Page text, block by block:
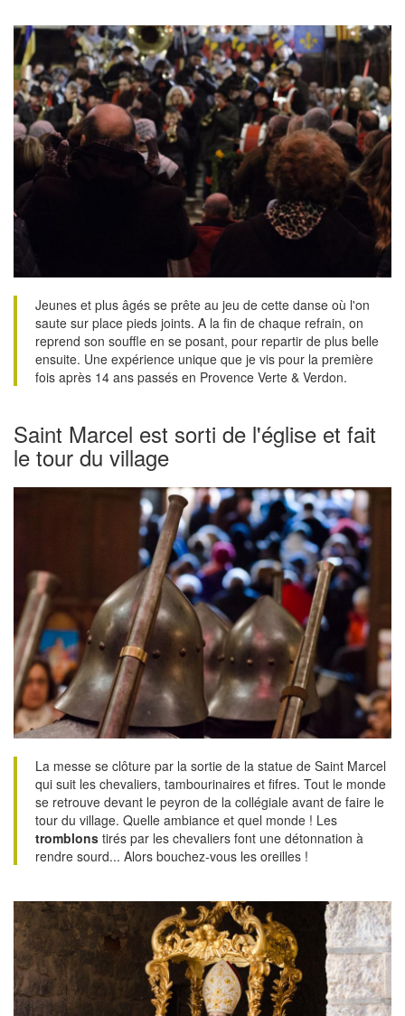
Jeunes et plus âgés se prête au jeu de cette danse où l'on
saute sur place pieds joints. A la fin de chaque refrain, on
reprend son souffle en se posant, pour repartir de plus belle
ensuite. Une expérience unique que je vis pour la première
fois après 14 ans passés en Provence Verte & Verdon.
Saint Marcel est sorti de l'église et fait
le tour du village
La messe se clôture par la sortie de la statue de Saint Marcel
qui suit les chevaliers, tambourinaires et fifres. Tout le monde
se retrouve devant le peyron de la collégiale avant de faire le
tour du village. Quelle ambiance et quel monde ! Les
tromblons tirés par les chevaliers font une détonnation à
rendre sourd... Alors bouchez-vous les oreilles !